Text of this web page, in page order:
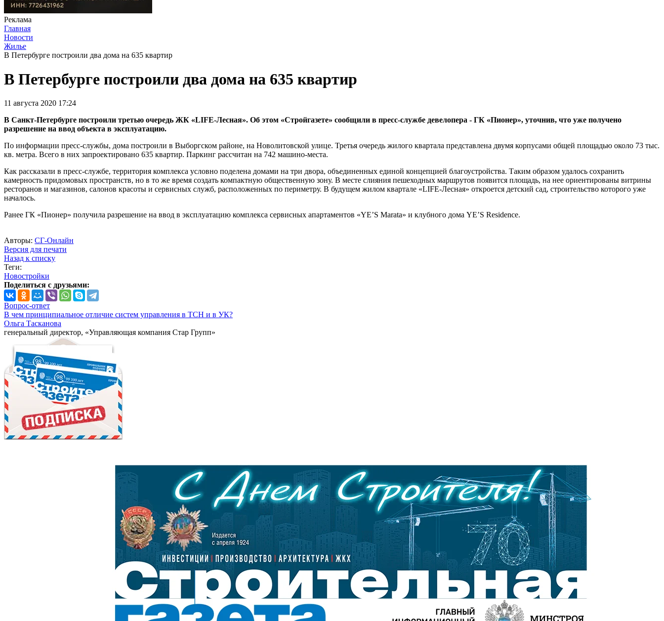
Реклама
Главная
Новости
Жилье
В Петербурге построили два дома на 635 квартир
В Петербурге построили два дома на 635 квартир
11 августа 2020 17:24
В Санкт-Петербурге построили третью очередь ЖК «LIFE-Лесная». Об этом «Стройгазете» сообщили в пресс-службе девелопера - ГК «Пионер», уточнив, что уже получено
разрешение на ввод объекта в эксплуатацию.
По информации пресс-службы, дома построили в Выборгском районе, на Новолитовской улице. Третья очередь жилого квартала представлена двумя корпусами общей площадью около 73 тыс.
кв. метра. Всего в них запроектировано 635 квартир. Паркинг рассчитан на 742 машино-места.
Как рассказали в пресс-службе, территория комплекса условно поделена домами на три двора, объединенных единой концепцией благоустройства. Таким образом удалось сохранить
камерность придомовых пространств, но в то же время создать компактную общественную зону. В месте слияния пешеходных маршрутов появится площадь, на нее ориентированы витрины
ресторанов и магазинов, салонов красоты и сервисных служб, расположенных по периметру. В будущем жилом квартале «LIFE-Лесная» откроется детский сад, строительство которого уже
началось.
Ранее ГК «Пионер» получила разрешение на ввод в эксплуатацию комплекса сервисных апартаментов «YE’S Marata» и клубного дома YE’S Residence.
Авторы: СГ-Онлайн
Версия для печати
Назад к списку
Теги:
Новостройки
Поделиться с друзьями:
Вопрос-ответ
В чем принципиальное отличие систем управления в ТСН и в УК?
Ольга Тасканова
генеральный директор, «Управляющая компания Стар Групп»